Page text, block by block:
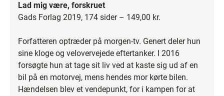
Lad mig være, forskruet
Gads Forlag 2019, 174 sider – 149,00 kr.
Forfatteren optræder på morgen-tv. Genert deler hun
sine kloge og velovervejede eftertanker. I 2016
forsøgte hun at tage sit liv ved at kaste sig ud af en
bil på en motorvej, mens hendes mor kørte bilen.
Hændelsen blev et vendepunkt, for i kampen for at